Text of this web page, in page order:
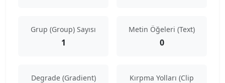
Grup (Group) Sayısı
1
Metin Öğeleri (Text)
0
Degrade (Gradient)
Kırpma Yolları (Clip